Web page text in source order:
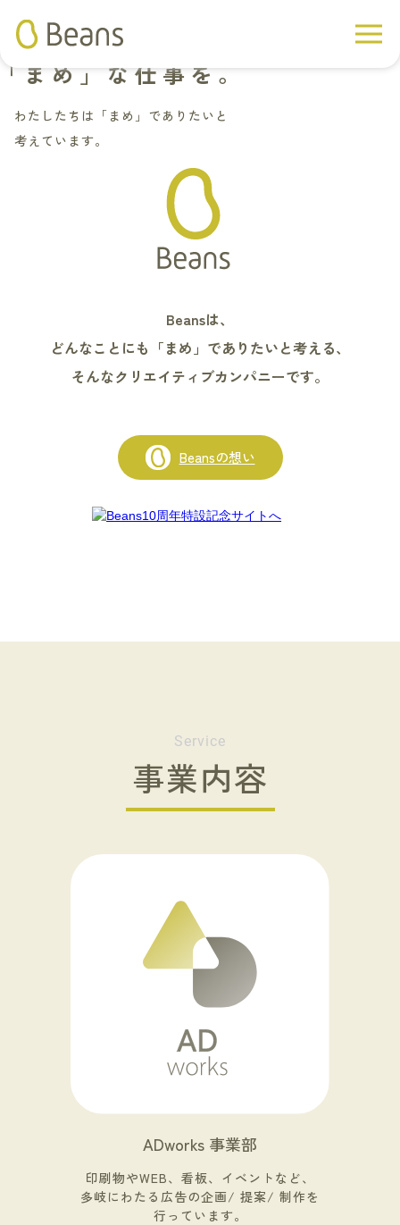
まめ 」な仕事を。
わたしたちは「 まめ 」でありたいと
考えています。
Beansは、
どんなことにも「まめ」でありたいと考える、
そんなクリエイティブカンパニーです。
Beansの想い
Service
事業内容
ADworks 事業部
印刷物やWEB、看板、イベントなど、
多岐にわたる広告の企画/ 提案/ 制作を
行っています。